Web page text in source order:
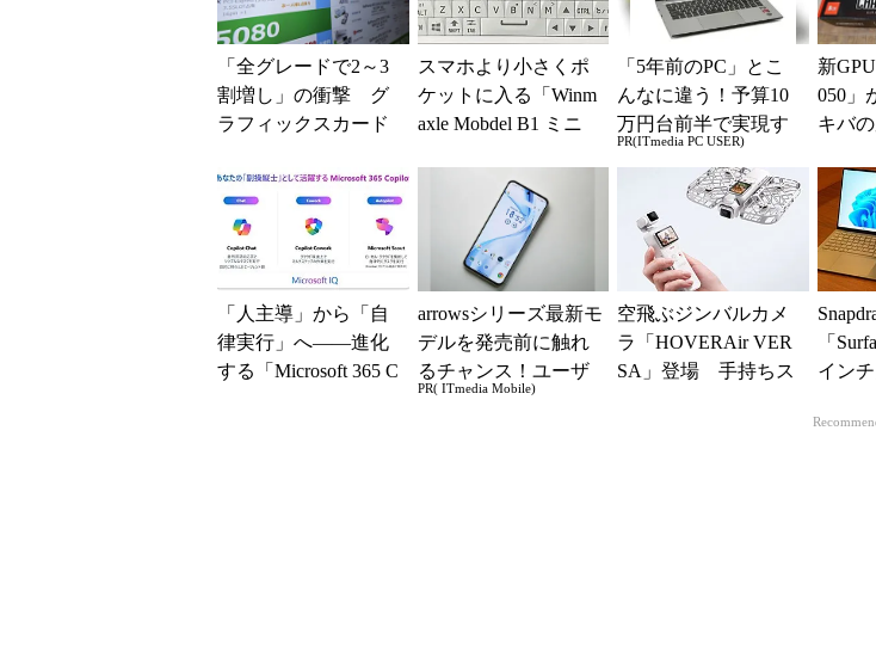
「全グレードで2～3
割増し」の衝撃 グ
ラフィックスカード
でアキバの購入制限
が深刻化
スマホより小さくポ
ケットに入る「Winm
axle Mobdel B1 ミニ
「5年前のPC」とこ
んなに違う！予算10
万円台前半で実現す
る快適PCライフ
PR(ITmedia PC USER)
新
050」
キバ
ツ事...
「人主導」から「自
律実行」へ――進化
する「Microsoft 365 C
arrowsシリーズ最新モ
デルを発売前に触れ
るチャンス！ユーザ
ー座談会開催
PR( ITmedia Mobile)
空飛ぶジンバルカメ
ラ「HOVERAir VER
SA」登場 手持ちス
「
イン